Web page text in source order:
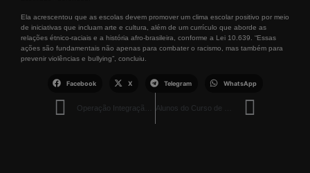
Ela acrescentou que as escolas devem promover um clima escolar positivo por meio
de iniciativas que incluam arte e cultura, além de um currículo que aborde as
relações étnico-raciais e a história afro-brasileira, conforme a Lei 10.639. “Essas
ações são fundamentais não apenas para combater o racismo, mas também para
prevenir violências e bullying”, concluiu.
Facebook X Telegram WhatsApp